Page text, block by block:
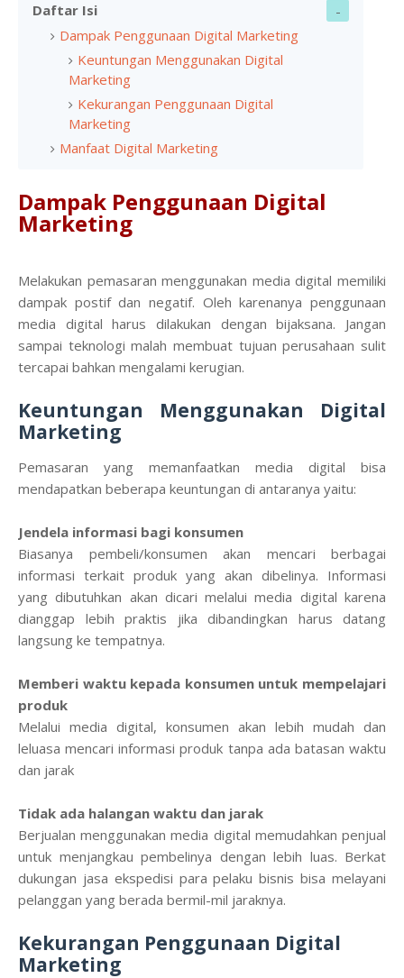
Daftar Isi
Dampak Penggunaan Digital Marketing
Keuntungan Menggunakan Digital
Marketing
Kekurangan Penggunaan Digital
Marketing
Manfaat Digital Marketing
Dampak Penggunaan Digital
Marketing
Melakukan pemasaran menggunakan media digital memiliki
dampak postif dan negatif. Oleh karenanya penggunaan
media digital harus dilakukan dengan bijaksana. Jangan
sampai teknologi malah membuat tujuan perusahaan sulit
tercapai bahkan mengalami kerugian.
Keuntungan Menggunakan Digital
Marketing
Pemasaran yang memanfaatkan media digital bisa
mendapatkan beberapa keuntungan di antaranya yaitu:
Jendela informasi bagi konsumen
Biasanya pembeli/konsumen akan mencari berbagai
informasi terkait produk yang akan dibelinya. Informasi
yang dibutuhkan akan dicari melalui media digital karena
dianggap lebih praktis jika dibandingkan harus datang
langsung ke tempatnya.
Memberi waktu kepada konsumen untuk mempelajari
produk
Melalui media digital, konsumen akan lebih mudah dan
leluasa mencari informasi produk tanpa ada batasan waktu
dan jarak
Tidak ada halangan waktu dan jarak
Berjualan menggunakan media digital memudahkan penjual
untuk menjangkau pembelinya dengan lebih luas. Berkat
dukungan jasa ekspedisi para pelaku bisnis bisa melayani
pelanggan yang berada bermil-mil jaraknya.
Kekurangan Penggunaan Digital
Marketing